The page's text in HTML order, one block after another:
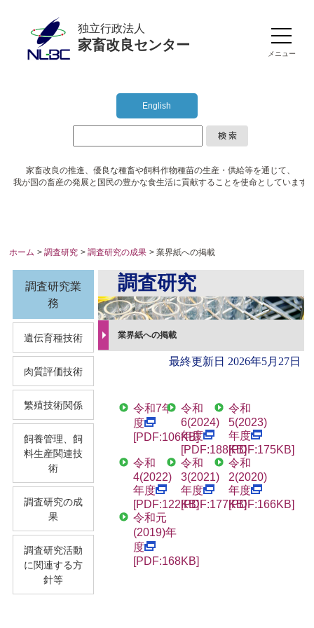
独立行政法人
家畜改良センター
メニュー
English
家畜改良の推進、優良な種畜や飼料作物種苗の生産・供給等を通じて、
我が国の畜産の発展と国民の豊かな食生活に貢献することを使命としています
ホーム >調査研究 >調査研究の成果 > 業界紙への掲載
調査研究業
務
遺伝育種技術
肉質評価技術
繁殖技術関係
飼養管理、飼
料生産関連技
術
調査研究の成
果
調査研究活動
に関連する方
針等
調査研究
業界紙への掲載
最終更新日 2026年5月27日
令和7年
度
[PDF:106KB]
令和
6(2024)
年度
[PDF:188KB]
令和
5(2023)
年度
[PDF:175KB]
令和
4(2022)
年度
[PDF:122KB]
令和
3(2021)
年度
[PDF:177KB]
令和
2(2020)
年度
[PDF:166KB]
令和元
(2019)年
度
[PDF:168KB]